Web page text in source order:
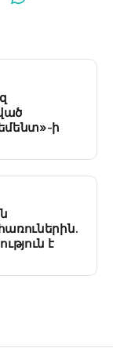
ի
է